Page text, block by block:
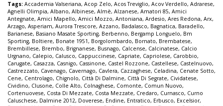
Tags: Accademia Valseriana, Acop Zelo, Acos Treviglio, Acov Verdello, Adrarese,
Agnelli Olimpia, Albano, Albinese, Almè, Alzanese, Amatori 85, Amici
Antegnate, Amici Mapello, Amici Mozzo, Antoniana, Ardesio, Ares Redona, Arx,
Arzago, Asperiam, Aurora Trescore, Azzano, Badalasco, Bagnatica, Baradello,
Barianese, Basiano Masate Sporting, Berbenno, Bergamp Longuelo, Bm
Sporting, Boltiere, Bonate 1951, Borgolombardo, Bornato, Brembatese,
Brembillese, Brembo, Brignanese, Busnago, Calcense, Calcinatese, Calcio
Urgnano, Calepio, Calusco, Cappuccinese, Capriate, Capriolese, Carobbio,
Carugate, Casazza, Casnigo, Cassinone, Castel Rozzone, Castellese, Castelnuovo,
Castrezzato, Cavenago, Cavernago, Cavlera, Cazzaghese, Celadina, Cenate Sotto,
Cene, Centrolago, Chignolo, Città Di Dalmine, Città Di Segrate, Cividatese,
Cividino, Clusone, Colle Alto, Colnaghese, Comonte, Comun Nuovo,
Cortenuovese, Costa Di Mezzate, Costa Mezzate, Credaro, Curnasco, Curno
Caluschese, Dalmine 2012, Doverese, Endine, Entratico, Erbusco, Excelsior,